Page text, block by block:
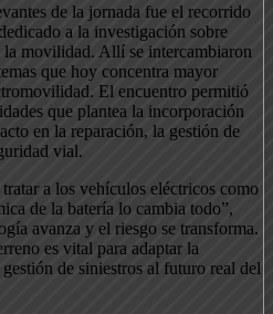
de la jornada fue el recorrido
a la investigación sobre
la movilidad. Allí se intercambiaron
que hoy concentra mayor
El encuentro permitió
que plantea la incorporación
en la reparación, la gestión de
vial.
a los vehículos eléctricos como
de la batería lo cambia todo”,
avanza y el riesgo se transforma.
es vital para adaptar la
de siniestros al futuro real del